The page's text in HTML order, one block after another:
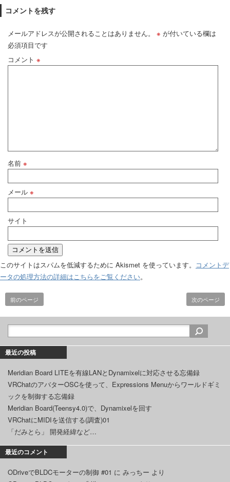
コメントを残す
メールアドレスが公開されることはありません。 ※ が付いている欄は
必須項目です
コメント ※
名前 ※
メール ※
サイト
このサイトはスパムを低減するために Akismet を使っています。 コメントデ
ータの処理方法の詳細はこちらをご覧ください。
前のページ 次のページ
最近の投稿
Meridian Board LITEを有線LANとDynamixelに対応させる忘備録
VRChatのアバターOSCを使って、Expressions Menuからワールドギミ
ックを制御する忘備録
Meridian Board(Teensy4.0)で、Dynamixelを回す
VRChatにMIDIを送信する(調査)01
「だみとら」 開発経緯など…
最近のコメント
ODriveでBLDCモーターの制御 #01 に みっちー より